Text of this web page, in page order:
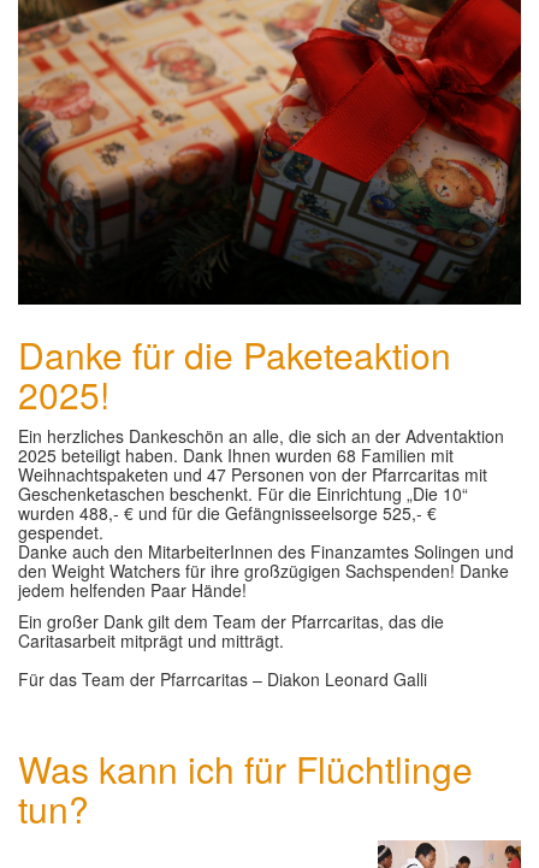
Danke für die Paketeaktion
2025!
Ein herzliches Dankeschön an alle, die sich an der Adventaktion
2025 beteiligt haben. Dank Ihnen wurden 68 Familien mit
Weihnachtspaketen und 47 Personen von der Pfarrcaritas mit
Geschenketaschen beschenkt. Für die Einrichtung „Die 10“
wurden 488,- € und für die Gefängnisseelsorge 525,- €
gespendet.
Danke auch den MitarbeiterInnen des Finanzamtes Solingen und
den Weight Watchers für ihre großzügigen Sachspenden! Danke
jedem helfenden Paar Hände!
Ein großer Dank gilt dem Team der Pfarrcaritas, das die
Caritasarbeit mitprägt und mitträgt.
Für das Team der Pfarrcaritas – Diakon Leonard Galli
Was kann ich für Flüchtlinge
tun?